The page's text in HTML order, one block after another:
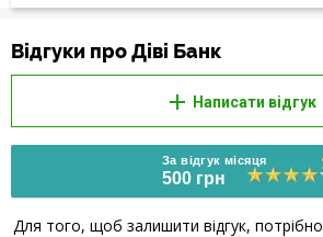
Курс валют у банку
Питання банку
Відгуки про Діві Банк
За відгук місяця
500 грн
Написати відгук
Для того, щоб залишити відгук, потрібно